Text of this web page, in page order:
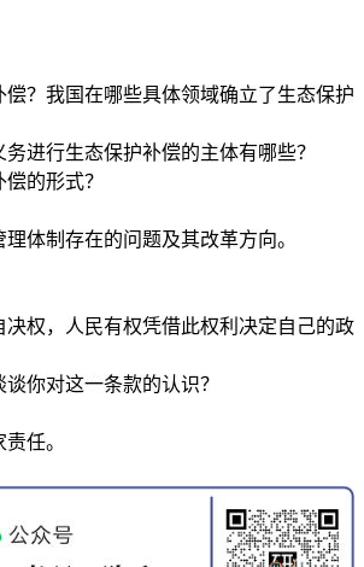
？我国在哪些具体领域确立了生态保护
进行生态保护补偿的主体有哪些？
的形式？
体制存在的问题及其改革方向。
权，人民有权凭借此权利决定自己的政
你对这一条款的认识？
任。